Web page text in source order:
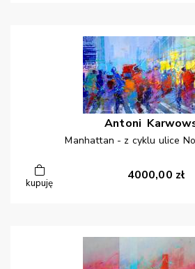
Antoni
Manhattan - z cyklu ulice
kupuję
4000,00 zł